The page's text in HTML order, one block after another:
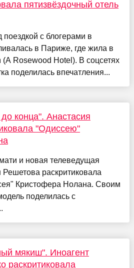
пятизвёздочный отель
поездкой с блогерами в
в Париже, где жила в
Rosewood Hotel). В соцсетях
поделилась впечатления...
конца". Анастасия
"Одиссею"
и новая телеведущая
раскритиковала
Кристофера Нолана. Своим
поделилась с
мякиш". Иноагент
раскритиковала